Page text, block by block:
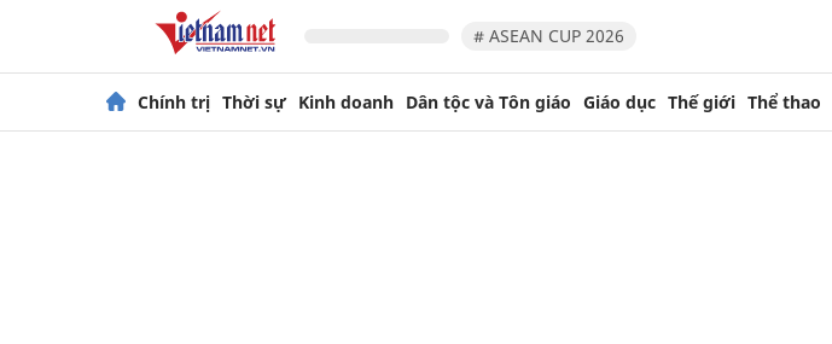
# ASEAN CUP 2026
Chính trị Thời sự Kinh doanh Dân tộc và Tôn giáo Giáo dục Thế giới Thể thao